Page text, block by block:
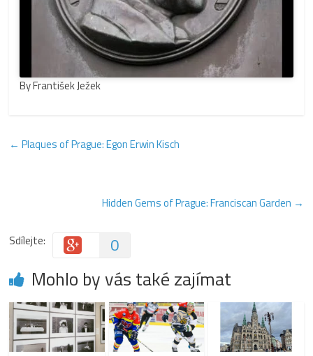
By František Ježek
← Plaques of Prague: Egon Erwin Kisch
Hidden Gems of Prague: Franciscan Garden →
Sdílejte: 0
Mohlo by vás také zajímat